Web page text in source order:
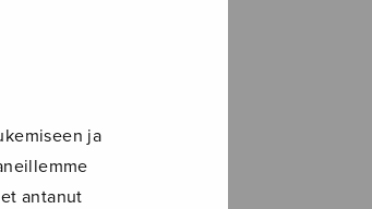
ja
antanut